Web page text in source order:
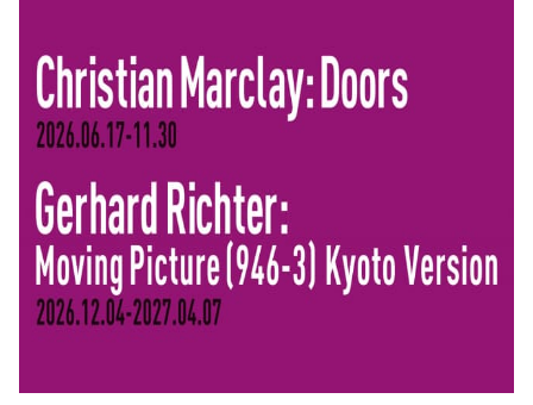
「箱ぴた」NEWS 箱ペディア
language
ENCH TW KO